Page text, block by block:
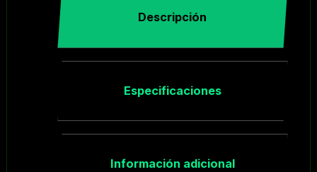
Descripción
Especificaciones
Información adicional